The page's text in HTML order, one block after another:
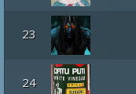
23
24